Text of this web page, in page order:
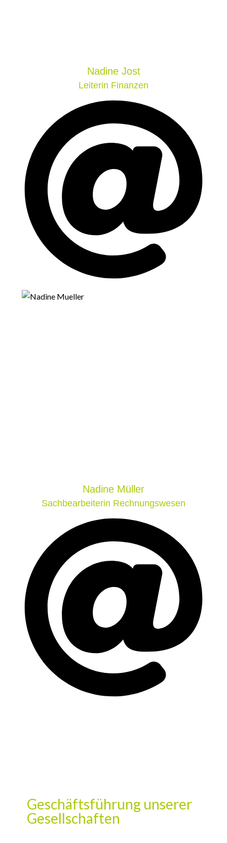
NadineJost
Leiterin Finanzen
Nadine Müller
Sachbearbeiterin Rechnungswesen
Geschäftsführung unserer
Gesellschaften